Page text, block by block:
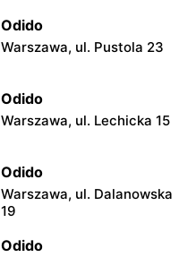
Odido
Warszawa, ul. Pustola 23
Odido
Warszawa, ul. Lechicka 15
Odido
Warszawa, ul. Dalanowska
19
Odido